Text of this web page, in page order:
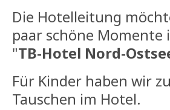
Die Hotelleitung
paar schöne
"TB-Hotel Nord-
Für Kinder haben wir
Tauschen im Hotel.